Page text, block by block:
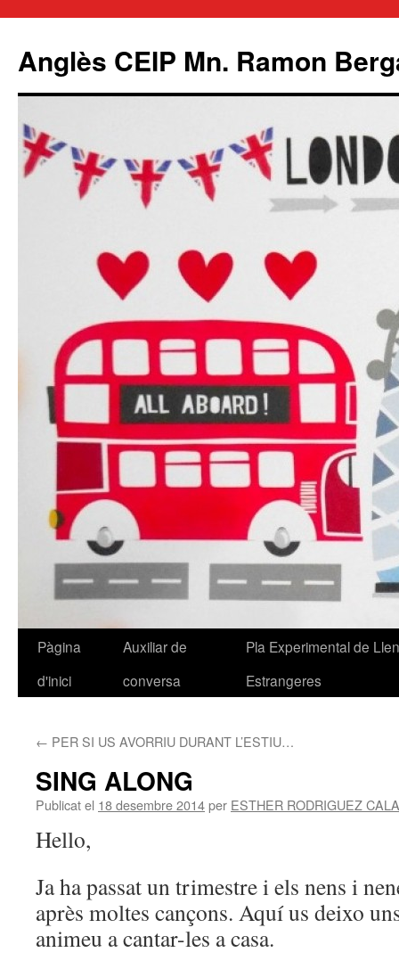
Anglès CEIP Mn. Ramon
Vés
Pàgina
d'inici
Auxiliar de
conversa
Pla Experimental de
Estrangeres
← PER SI US AVORRIU DURANT L’ESTIU…
SING ALONG
Publicat el 18 desembre 2014per ESTHER RODRIGUEZ
Hello,
Ja ha passat un trimestre i els nens i
après moltes cançons. Aquí us deixo
animeu a cantar-les a casa.